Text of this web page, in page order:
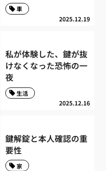
2025.12.19
車
私が体験した、鍵が抜
けなくなった恐怖の一
夜
2025.12.16
生活
鍵解錠と本人確認の重
要性
家